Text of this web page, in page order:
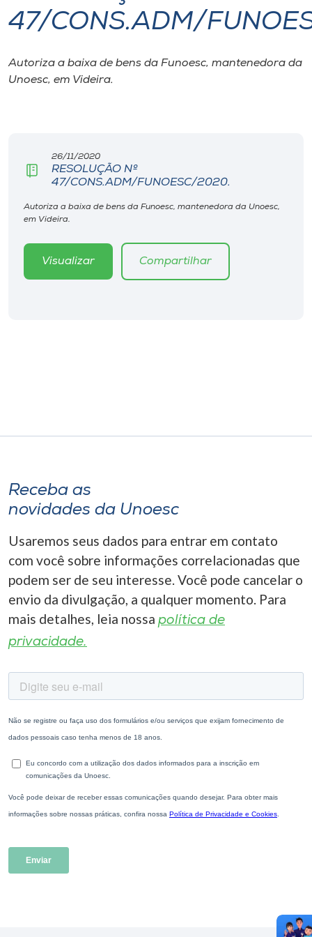
I.nova
Diplomados
Rádio
A+
47/CONS.ADM/
Autoriza a baixa de bens da Funoesc, mantenedora da
Unoesc, em Videira.
26/11/2020
RESOLUÇÃO Nº
47/CONS.ADM/FUNOESC/2020.
Autoriza a baixa de bens da Funoesc, mantenedora da Unoesc,
em Videira.
Visualizar Compartilhar
Receba as
novidades da Unoesc
Usaremos seus dados para entrar em contato
com você sobre informações correlacionadas que
podem ser de seu interesse. Você pode cancelar o
envio da divulgação, a qualquer momento. Para
mais detalhes, leia nossa política de
privacidade.